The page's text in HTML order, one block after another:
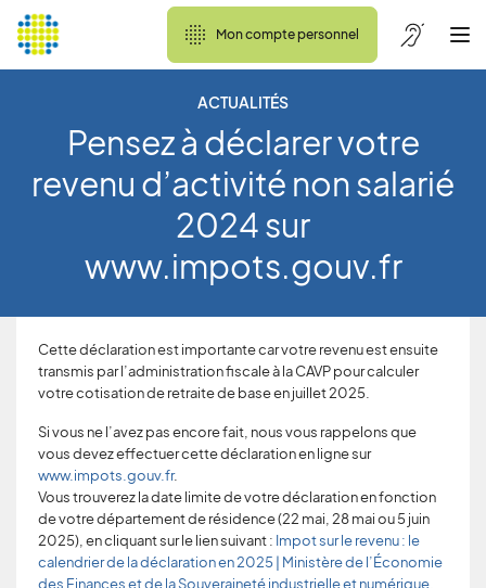
Mon compte personnel
ACTUALITÉS
Pensez à déclarer votre
revenu d’activité non salarié
2024 sur
www.impots.gouv.fr
Cette déclaration est importante car votre revenu est ensuite
transmis par l’administration fiscale à la CAVP pour calculer
votre cotisation de retraite de base en juillet 2025.
Si vous ne l’avez pas encore fait, nous vous rappelons que
vous devez effectuer cette déclaration en ligne sur
www.impots.gouv.fr.
Vous trouverez la date limite de votre déclaration en fonction
de votre département de résidence (22 mai, 28 mai ou 5 juin
2025), en cliquant sur le lien suivant : Impot sur le revenu : le
calendrier de la déclaration en 2025 | Ministère de l’Économie
des Finances et de la Souveraineté industrielle et numérique